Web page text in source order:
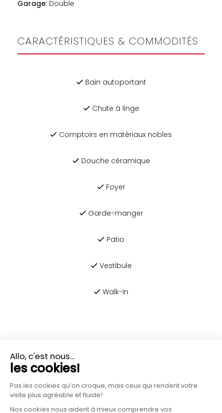
Garage: Double
CARACTÉRISTIQUES & COMMODITÉS
Bain autoportant
Chute à linge
Comptoirs en matériaux nobles
Douche céramique
Foyer
Garde-manger
Patio
Vestibule
Walk-In
PLUS D'INFORMATIONS?